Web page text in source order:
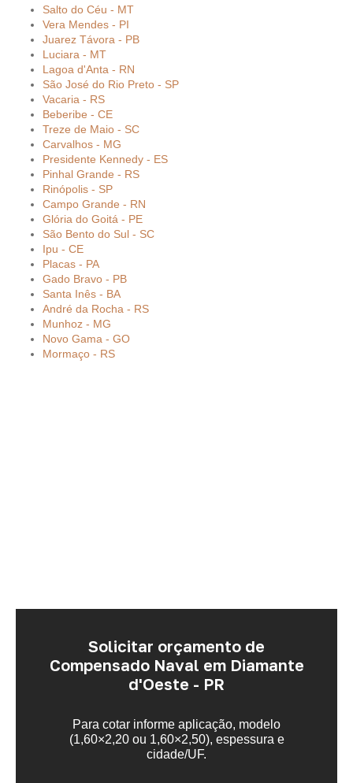
Salto do Céu - MT
Vera Mendes - PI
Juarez Távora - PB
Luciara - MT
Lagoa d'Anta - RN
São José do Rio Preto - SP
Vacaria - RS
Beberibe - CE
Treze de Maio - SC
Carvalhos - MG
Presidente Kennedy - ES
Pinhal Grande - RS
Rinópolis - SP
Campo Grande - RN
Glória do Goitá - PE
São Bento do Sul - SC
Ipu - CE
Placas - PA
Gado Bravo - PB
Santa Inês - BA
André da Rocha - RS
Munhoz - MG
Novo Gama - GO
Mormaço - RS
Solicitar orçamento de
Compensado Naval em Diamante
d'Oeste - PR
Para cotar informe aplicação, modelo
(1,60×2,20 ou 1,60×2,50), espessura e
cidade/UF.